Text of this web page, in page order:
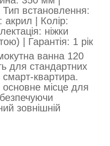
встановлення:
акрил | Колір:
ніжки
| Гарантія: 1 рік
ванна 120
для стандартних
смарт-квартира.
основне місце для
зовнішній